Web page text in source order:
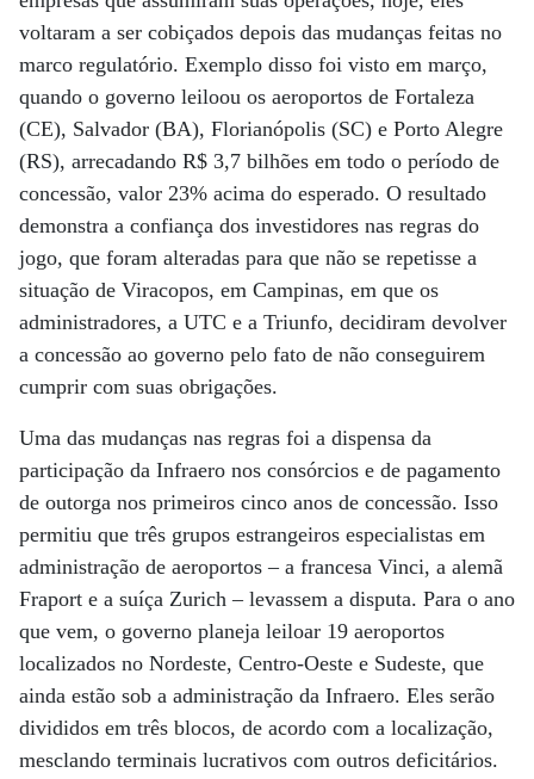
voltaram a ser cobiçados depois das mudanças feitas no
marco regulatório. Exemplo disso foi visto em março,
quando o governo leiloou os aeroportos de Fortaleza
(CE), Salvador (BA), Florianópolis (SC) e Porto Alegre
(RS), arrecadando R$ 3,7 bilhões em todo o período de
concessão, valor 23% acima do esperado. O resultado
demonstra a confiança dos investidores nas regras do
jogo, que foram alteradas para que não se repetisse a
situação de Viracopos, em Campinas, em que os
administradores, a UTC e a Triunfo, decidiram devolver
a concessão ao governo pelo fato de não conseguirem
cumprir com suas obrigações.
Uma das mudanças nas regras foi a dispensa da
participação da Infraero nos consórcios e de pagamento
de outorga nos primeiros cinco anos de concessão. Isso
permitiu que três grupos estrangeiros especialistas em
administração de aeroportos – a francesa Vinci, a alemã
Fraport e a suíça Zurich – levassem a disputa. Para o ano
que vem, o governo planeja leiloar 19 aeroportos
localizados no Nordeste, Centro-Oeste e Sudeste, que
ainda estão sob a administração da Infraero. Eles serão
divididos em três blocos, de acordo com a localização,
mesclando terminais lucrativos com outros deficitários.